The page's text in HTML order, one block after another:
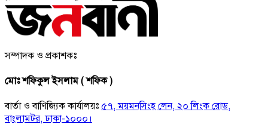
সম্পাদক ও প্রকাশকঃ
মোঃ শফিকুল ইসলাম ( শফিক )
বার্তা ও বাণিজ্যিক কার্যালয়ঃ ৫৭, ময়মনসিংহ লেন, ২০ লিংক রোড,
বাংলামটর, ঢাকা-১০০০।